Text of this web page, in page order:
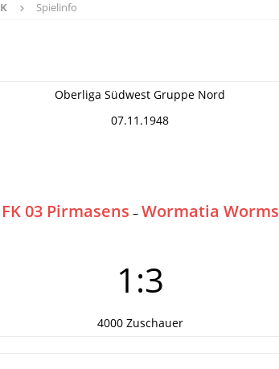
Spielinfo
Oberliga Südwest Gruppe Nord
07.11.1948
FK 03 Pirmasens – Wormatia Worms
1:3
4000 Zuschauer